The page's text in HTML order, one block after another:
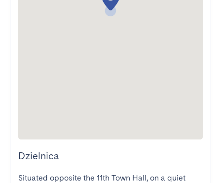
Dzielnica
Situated opposite the 11th Town Hall, on a quiet